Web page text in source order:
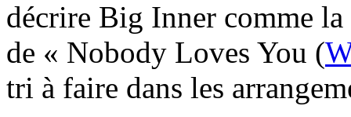
décrire Big Inner comme
de « Nobody Loves You (
tri à faire dans les